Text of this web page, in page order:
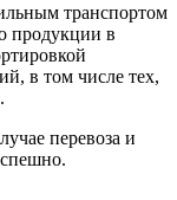
транспортом
продукции в
в том числе тех,
перевоза и